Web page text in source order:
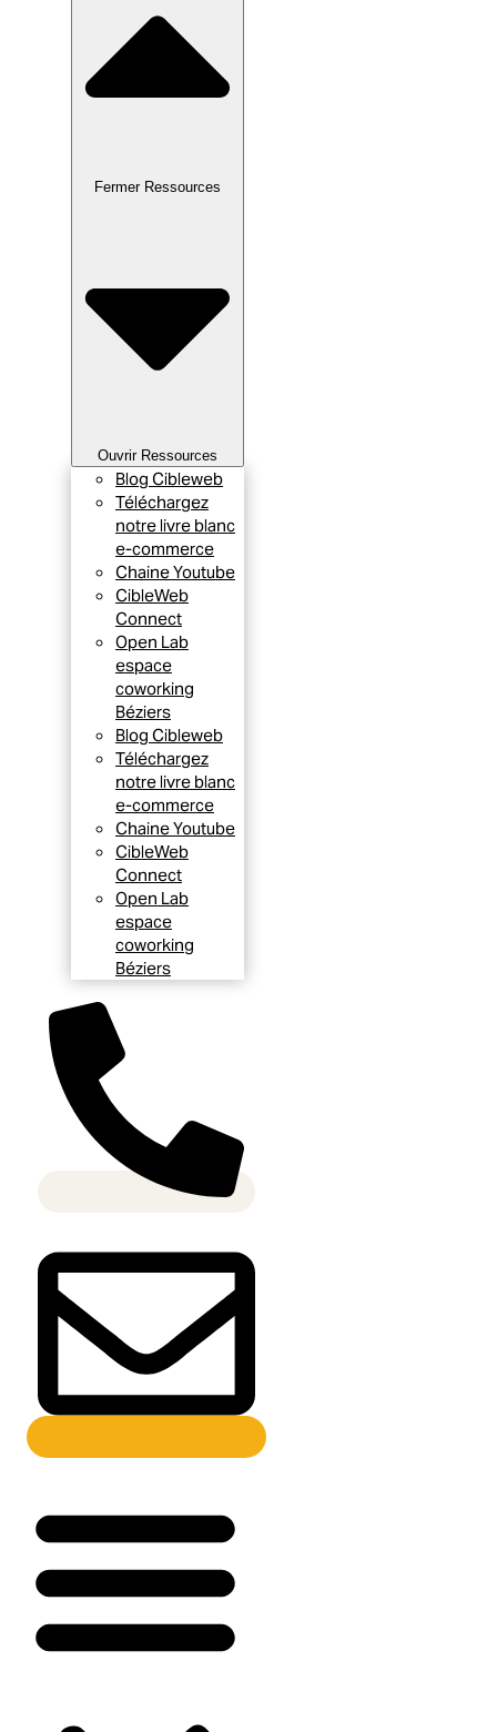
Fermer Ressources
Ouvrir Ressources
Blog Cibleweb
Téléchargez
notre livre blanc
e-commerce
Chaine Youtube
CibleWeb
Connect
Open Lab
espace
coworking
Béziers
Blog Cibleweb
Téléchargez
notre livre blanc
e-commerce
Chaine Youtube
CibleWeb
Connect
Open Lab
espace
coworking
Béziers